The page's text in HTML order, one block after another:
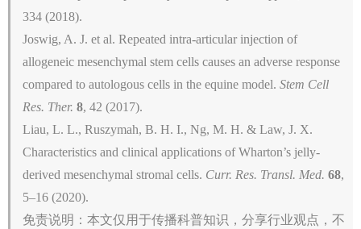
334 (2018).
Joswig, A. J. et al. Repeated intra-articular injection of
allogeneic mesenchymal stem cells causes an adverse response
compared to autologous cells in the equine model. Stem Cell
Res. Ther. 8, 42 (2017).
Liau, L. L., Ruszymah, B. H. I., Ng, M. H. & Law, J. X.
Characteristics and clinical applications of Wharton’s jelly-
derived mesenchymal stromal cells. Curr. Res. Transl. Med. 68,
5–16 (2020).
免责说明：本文仅用于传播科普知识，分享行业观点，不